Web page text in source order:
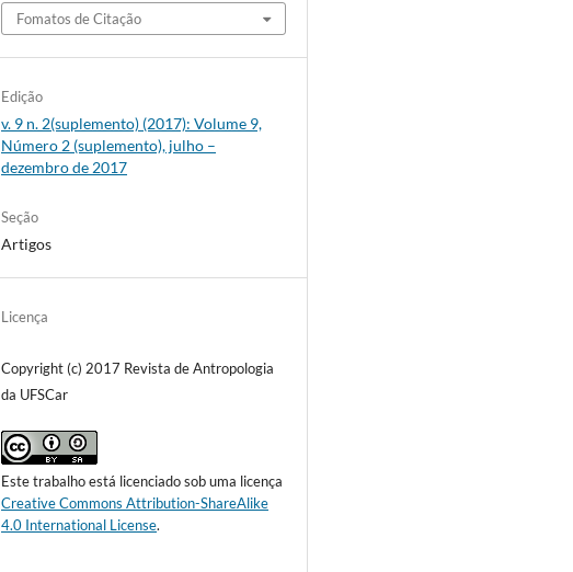
Fomatos de Citação
Edição
v. 9 n. 2(suplemento) (2017): Volume 9,
Número 2 (suplemento), julho –
dezembro de 2017
Seção
Artigos
Licença
Copyright (c) 2017 Revista de Antropologia
da UFSCar
Este trabalho está licenciado sob uma licença
Creative Commons Attribution-ShareAlike
4.0 International License.